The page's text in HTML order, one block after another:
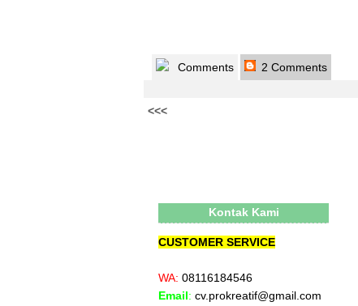
Comments 2 Comments
<<<
Kontak Kami
CUSTOMER SERVICE
WA: 08116184546
Email: cv.prokreatif@gmail.com